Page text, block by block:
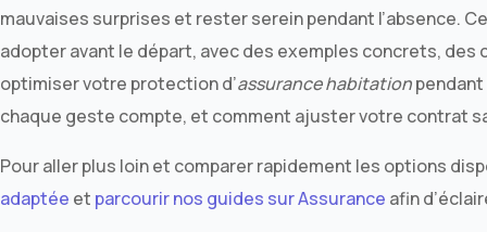
mauvaises surprises et rester serein pendant l’absence.
adopter avant le départ, avec des exemples concrets,
optimiser votre protection d’assurance habitation
chaque geste compte, et comment ajuster votre contrat
Pour aller plus loin et comparer rapidement les options
adaptée et parcourir nos guides sur Assurance afin